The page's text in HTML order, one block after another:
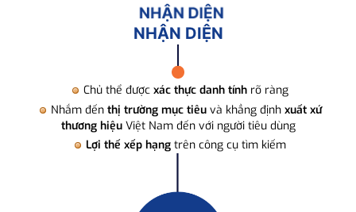
NHẬN DIỆN
Chủ thể được xác thực danh tính rõ ràng
Nhắm đến thị trường mục tiêuvà khẳng định xuất xứ
thương hiệuViệt Nam đến với người tiêu dùng
Lợi thế xếp hạng trên công cụ tìm kiếm